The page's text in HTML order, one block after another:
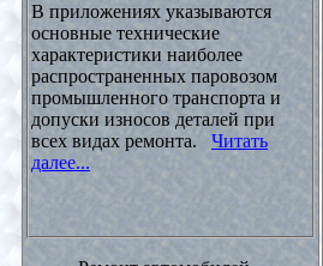
В приложениях указываются
основные технические
характеристики наиболее
распространенных паровозом
промышленного транспорта и
допуски износов деталей при
всех видах ремонта. Читать
далее...